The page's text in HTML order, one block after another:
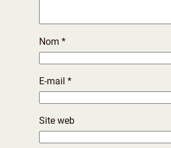
Nom *
E-mail *
Site web